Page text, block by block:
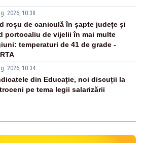
2026, 10:38
roșu de caniculă în șapte județe și
portocaliu de vijelii în mai multe
temperaturi de 41 de grade -
2026, 10:34
din Educație, noi discuții la
pe tema legii salarizării